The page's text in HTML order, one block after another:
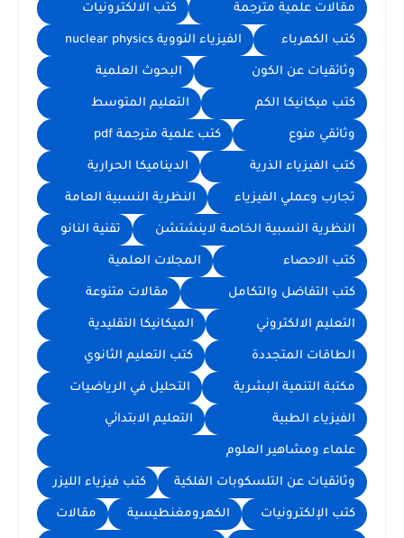
مقالات علمية مترجمة كتب الالكترونيات
كتب الكهرباء الفيزياء النووية nuclear physics
وثائقيات عن الكون البحوث العلمية
كتب ميكانيكا الكم التعليم المتوسط
وثائقي منوع كتب علمية مترجمة pdf
كتب الفيزياء الذرية الديناميكا الحرارية
تجارب وعملي الفيزياء النظرية النسبية العامة
النظرية النسبية الخاصة لاينشتشن تقنية النانو
كتب الاحصاء المجلات العلمية
كتب التفاضل والتكامل مقالات متنوعة
التعليم الالكتروني الميكانيكا التقليدية
الطاقات المتجددة كتب التعليم الثانوي
مكتبة التنمية البشرية التحليل في الرياضيات
الفيزياء الطبية التعليم الابتدائي
علماء ومشاهير العلوم
وثائقيات عن التلسكوبات الفلكية كتب فيزياء الليزر
كتب الإلكترونيات الكهرومغنطيسية مقالات